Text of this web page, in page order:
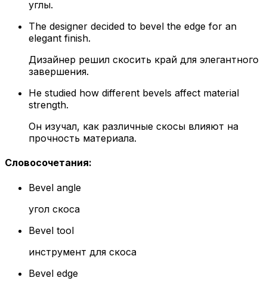
углы.
The designer decided to bevel the edge for an
elegant finish.
Дизайнер решил скосить край для элегантного
завершения.
He studied how different bevels affect material
strength.
Он изучал, как различные скосы влияют на
прочность материала.
Словосочетания:
Bevel angle
угол скоса
Bevel tool
инструмент для скоса
Bevel edge